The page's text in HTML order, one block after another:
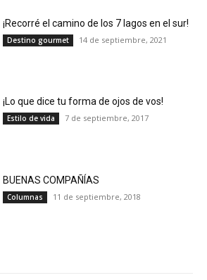
¡Recorré el camino de los 7 lagos en el sur!
Destino gourmet 14 de septiembre, 2021
¡Lo que dice tu forma de ojos de vos!
Estilo de vida 7 de septiembre, 2017
BUENAS COMPAÑÍAS
Columnas 11 de septiembre, 2018